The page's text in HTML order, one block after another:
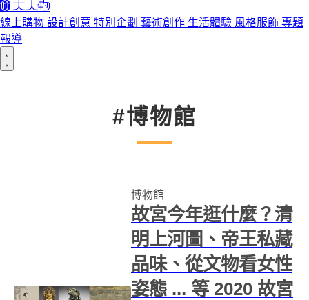
線上購物 設計創意 特別企劃 藝術創作 生活體驗 風格服飾 專題
報導
#博物館
博物館
故宮今年逛什麼？清
明上河圖、帝王私藏
品味、從文物看女性
姿態 ... 等 2020 故宮